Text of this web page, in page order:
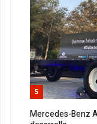
5
Mercedes-Benz